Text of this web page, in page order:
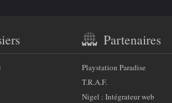
Partenaires
Playstation Paradise
T.R.A.F.
Nigel : Intégrateur web